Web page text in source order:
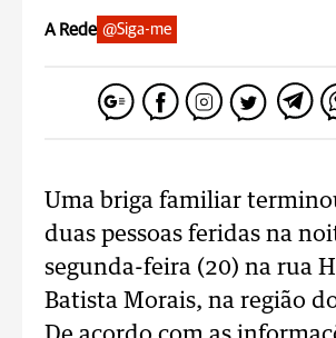
A Rede @Siga-me
Uma briga familiar
duas pessoas feridas na
segunda-feira (20) na rua
Batista Morais, na região